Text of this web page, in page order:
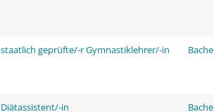
staatlich geprüfte/-r Gymnastiklehrer/-in
Diätassistent/-in